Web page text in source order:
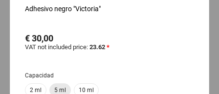
Adhesivo negro "Victoria"
€ 30,00
VAT not included price: 23.62 *
Capacidad
2 ml 5 ml 10 ml